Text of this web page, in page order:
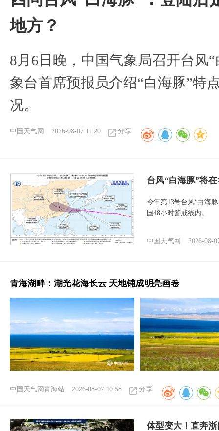
地方？
8月6日晚，中国气象局召开台风
象台首席预报员介绍“白海豚”特
况。
中国天气网 2026-08-07 11:20 分享
台风“白海豚”将
今年第13号台风“白海
国48小时警戒线内。
中国天气网 2026-08-
青海湖畔：湖光花海长云 天地铺成明亮画卷
中国天气网青海站 2026-08-07 10:58 分享
体型变大！直奔